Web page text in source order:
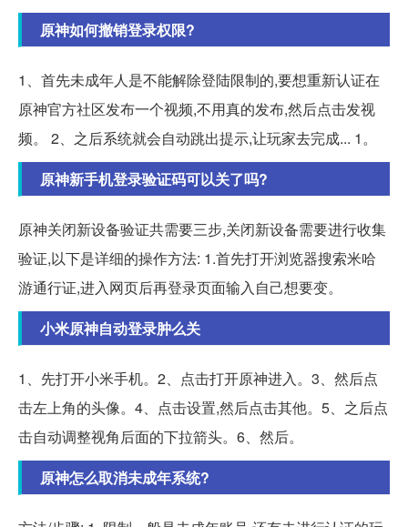
原神如何撤销登录权限?
1、首先未成年人是不能解除登陆限制的,要想重新认证在
原神官方社区发布一个视频,不用真的发布,然后点击发视
频。 2、之后系统就会自动跳出提示,让玩家去完成... 1。
原神新手机登录验证码可以关了吗?
原神关闭新设备验证共需要三步,关闭新设备需要进行收集
验证,以下是详细的操作方法: 1.首先打开浏览器搜索米哈
游通行证,进入网页后再登录页面输入自己想要变。
小米原神自动登录肿么关
1、先打开小米手机。2、点击打开原神进入。3、然后点
击左上角的头像。4、点击设置,然后点击其他。5、之后点
击自动调整视角后面的下拉箭头。6、然后。
原神怎么取消未成年系统?